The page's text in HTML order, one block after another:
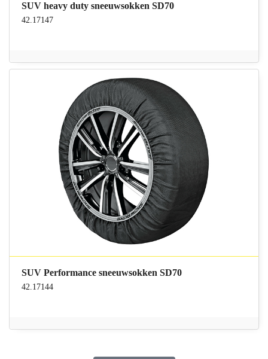
SUV heavy duty sneeuwsokken SD70
42.17147
SUV Performance sneeuwsokken SD70
42.17144